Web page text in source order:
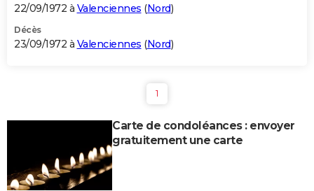
22/09/1972 à Valenciennes (Nord)
Décès
23/09/1972 à Valenciennes (Nord)
1
Carte de condoléances : envoyer
gratuitement une carte